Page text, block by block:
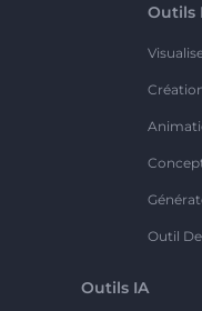
Outils
Outil
Outils IA